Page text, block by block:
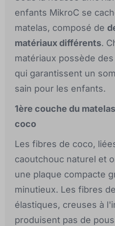
enfants MikroC se
matelas, composé de
matériaux différents.
matériaux possède
qui garantissent un
sain pour les enfants.
1ère couche du
coco
Les fibres de coco,
caoutchouc naturel et
une plaque compacte
minutieux. Les fibres
élastiques, creuses à
produisent pas de